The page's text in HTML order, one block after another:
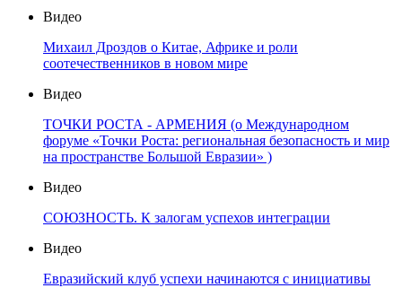
Видео
Михаил Дроздов о Китае, Африке и роли
соотечественников в новом мире
Видео
ТОЧКИ РОСТА - АРМЕНИЯ (о Международном
форуме «Точки Роста: региональная безопасность и мир
на пространстве Большой Евразии» )
Видео
СОЮЗНОСТЬ. К залогам успехов интеграции
Видео
Евразийский клуб успехи начинаются с инициативы